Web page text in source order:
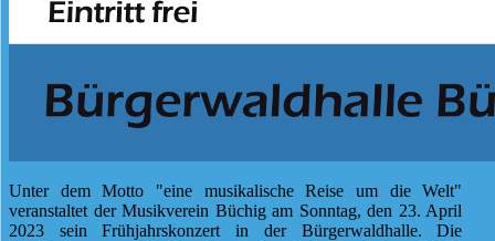
Unter dem Motto "eine musikalische Reise um die Welt"
veranstaltet der Musikverein Büchig am Sonntag, den 23. April
2023 sein Frühjahrskonzert in der Bürgerwaldhalle. Die